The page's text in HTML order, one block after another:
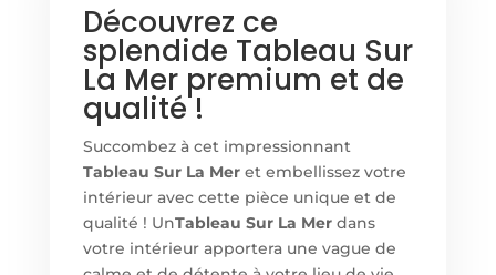
Découvrez ce
splendide Tableau Sur
La Mer premium et de
qualité !
Succombez à cet impressionnant
Tableau Sur La Meret embellissez votre
intérieur avec cette pièce unique et de
qualité ! UnTableau Sur La Merdans
votre intérieur apportera une vague de